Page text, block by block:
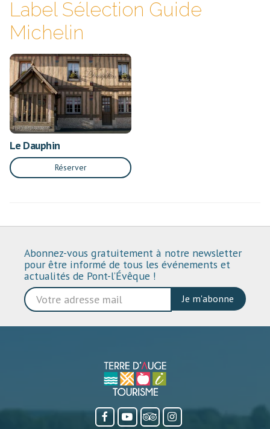
Label Sélection Guide
Michelin
Le Dauphin
Réserver
Abonnez-vous gratuitement à notre newsletter
pour être informé de tous les événements et
actualités de Pont-l’Évêque !
Je m'abonne